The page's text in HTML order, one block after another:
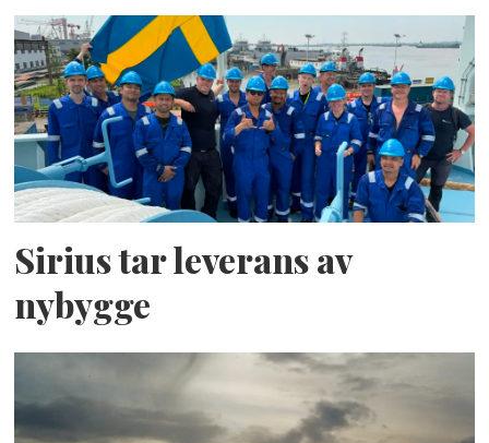
Sirius tar leverans av
nybygge